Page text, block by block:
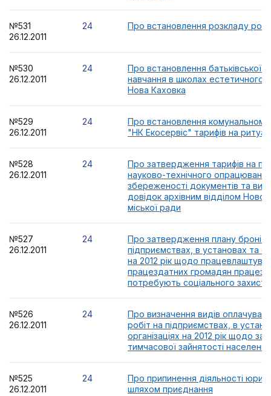
№531
26.12.2011
24 Про встановлення розкладу
№530
26.12.2011
24
Про встановлення батьківської
навчання в школах естетичного
Нова Каховка
№529
26.12.2011
24
Про встановлення комунальному
"НК Екосервіс" тарифів на
№528
26.12.2011
24
Про затвердження тарифів на
науково-технічного
збереженості документів та
довідок архівним відділом
міської ради
№527
26.12.2011
24
Про затвердження плану броні
підприємствах, в установах та
на 2012 рік щодо
працездатних громадян
потребують соціального захисту
№526
26.12.2011
24
Про визначення видів
робіт на підприємствах, в
організаціях на 2012 рік щодо
тимчасової зайнятості населення
№525
26.12.2011
24
Про припинення діяльності
шляхом приєднання